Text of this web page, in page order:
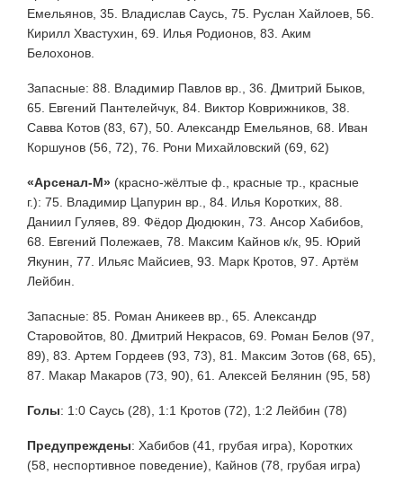
Емельянов, 35. Владислав Саусь, 75. Руслан Хайлоев, 56.
Кирилл Хвастухин, 69. Илья Родионов, 83. Аким
Белохонов.
Запасные: 88. Владимир Павлов вр., 36. Дмитрий Быков,
65. Евгений Пантелейчук, 84. Виктор Коврижников, 38.
Савва Котов (83, 67), 50. Александр Емельянов, 68. Иван
Коршунов (56, 72), 76. Рони Михайловский (69, 62)
«Арсенал-М» (красно-жёлтые ф., красные тр., красные
г.): 75. Владимир Цапурин вр., 84. Илья Коротких, 88.
Даниил Гуляев, 89. Фёдор Дюдюкин, 73. Ансор Хабибов,
68. Евгений Полежаев, 78. Максим Кайнов к/к, 95. Юрий
Якунин, 77. Ильяс Майсиев, 93. Марк Кротов, 97. Артём
Лейбин.
Запасные: 85. Роман Аникеев вр., 65. Александр
Старовойтов, 80. Дмитрий Некрасов, 69. Роман Белов (97,
89), 83. Артем Гордеев (93, 73), 81. Максим Зотов (68, 65),
87. Макар Макаров (73, 90), 61. Алексей Белянин (95, 58)
Голы: 1:0 Саусь (28), 1:1 Кротов (72), 1:2 Лейбин (78)
Предупреждены: Хабибов (41, грубая игра), Коротких
(58, неспортивное поведение), Кайнов (78, грубая игра)